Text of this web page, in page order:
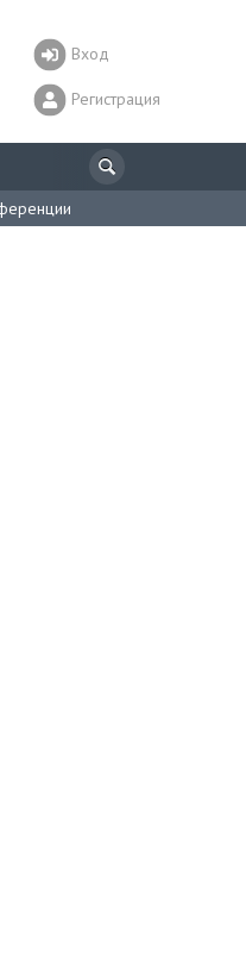
Вход
Регистрация